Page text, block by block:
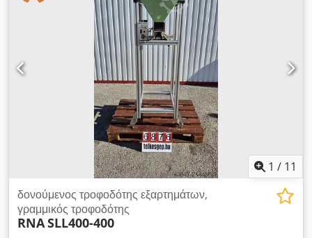
1 / 11
δονούμενος τροφοδότης εξαρτημάτων,
γραμμικός τροφοδότης
RNASLL400-400